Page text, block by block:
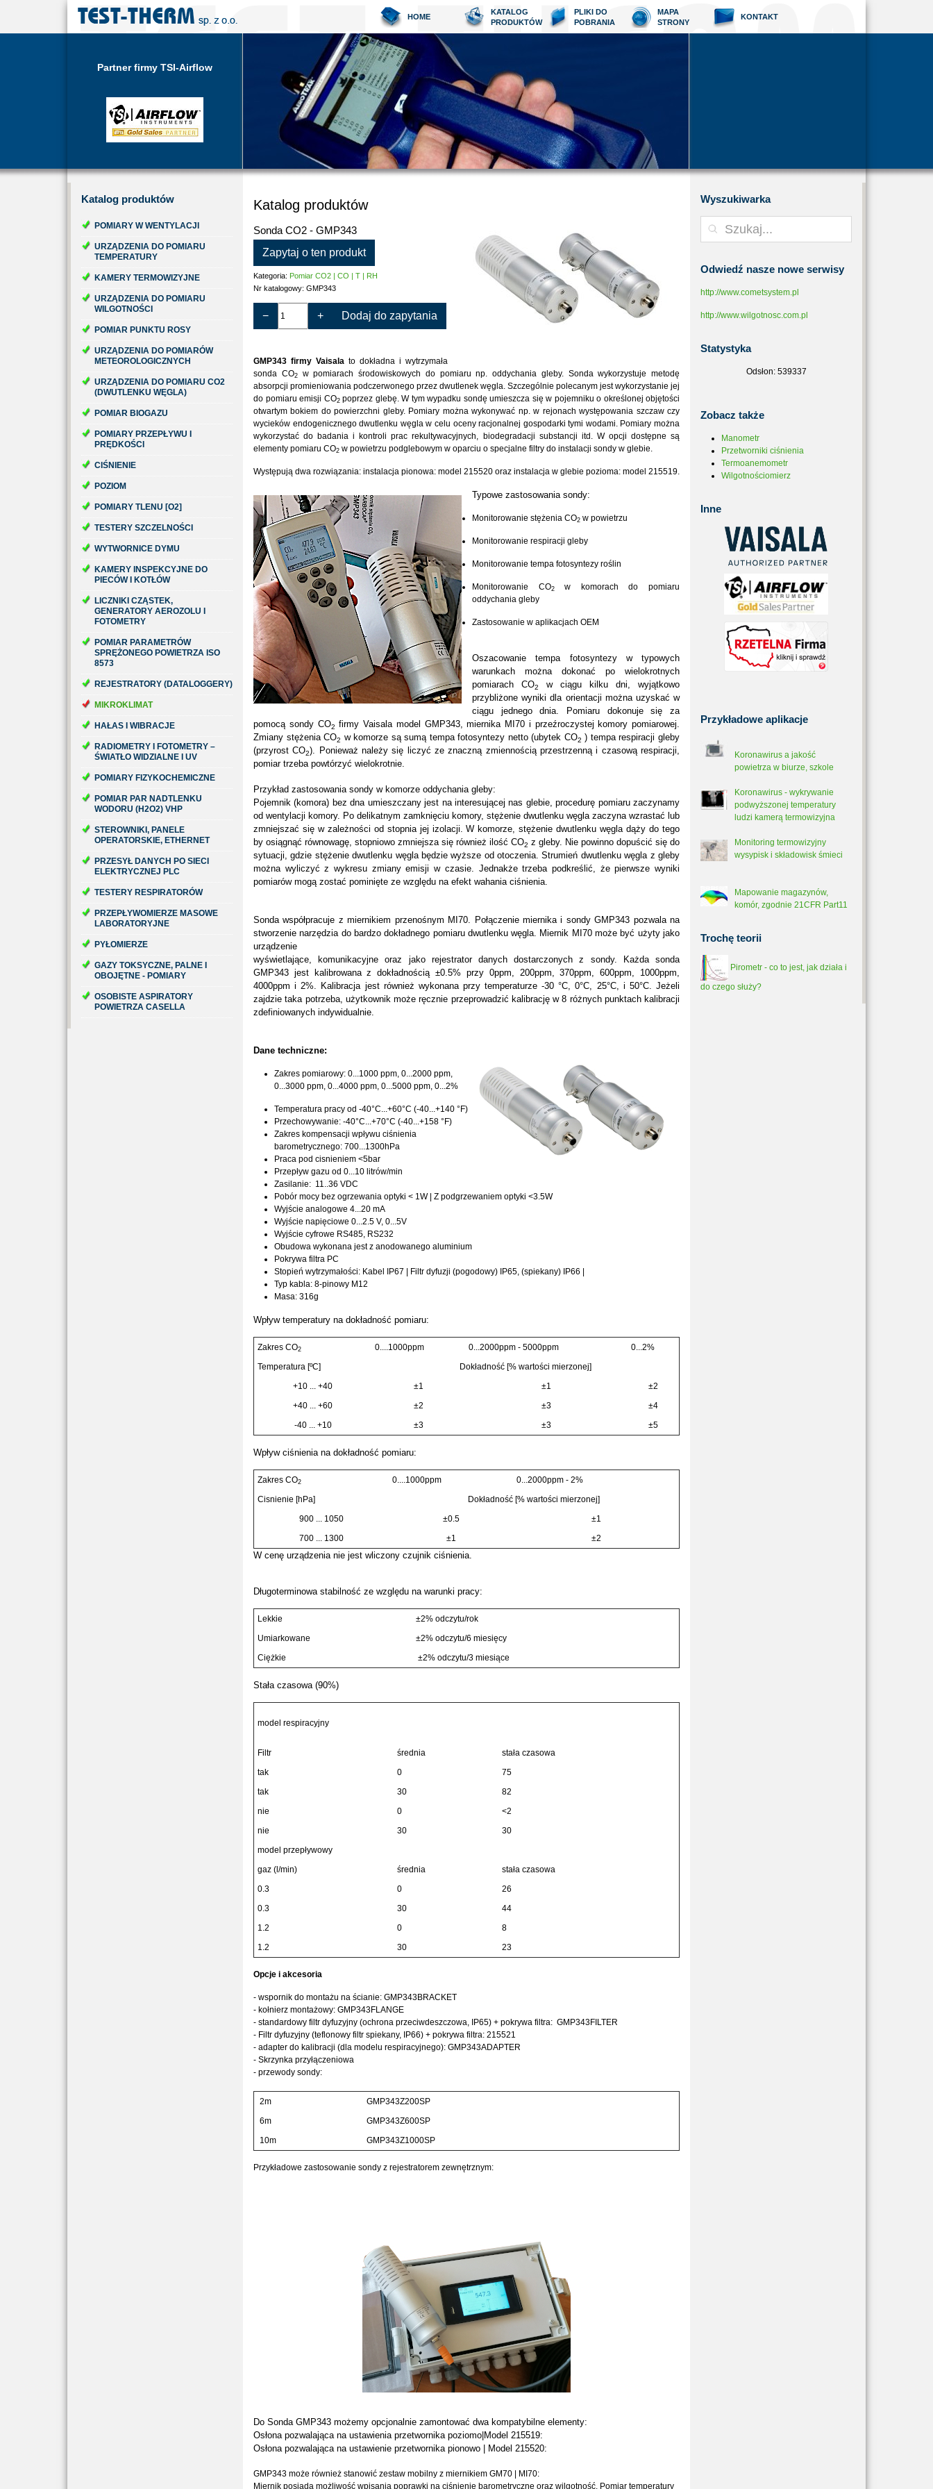
HOME
KATALOG
PRODUKTÓW
PLIKI DO
POBRANIA
MAPA
STRONY
KONTAKT
Partner firmy TSI-Airflow
Katalog produktów
Sonda CO2 - GMP343
Zapytaj o ten produkt
Kategoria: Pomiar CO2 | CO | T | RH
Nr katalogowy: GMP343
− + Dodaj do zapytania
GMP343 firmy Vaisala to dokładna i wytrzymała
sonda CO2w pomiarach środowiskowych do pomiaru np. oddychania gleby. Sonda wykorzystuje metodę
absorpcji promieniowania podczerwonego przez dwutlenek węgla. Szczególnie polecanym jest wykorzystanie jej
do pomiaru emisji CO2poprzez glebę. W tym wypadku sondę umieszcza się w pojemniku o określonej objętości
otwartym bokiem do powierzchni gleby. Pomiary można wykonywać np. w rejonach występowania szczaw czy
wycieków endogenicznego dwutlenku węgla w celu oceny racjonalnej gospodarki tymi wodami. Pomiary można
wykorzystać do badania i kontroli prac rekultywacyjnych, biodegradacji substancji itd. W opcji dostępne są
elementy pomiaru CO2 w powietrzu podglebowym w oparciu o specjalne filtry do instalacji sondy w glebie.
Występują dwa rozwiązania: instalacja pionowa: model 215520 oraz instalacja w glebie pozioma: model 215519.
Typowe zastosowania sondy:
Monitorowanie stężenia CO2 w powietrzu
Monitorowanie respiracji gleby
Monitorowanie tempa fotosyntezy roślin
Monitorowanie CO2w komorach do pomiaru
oddychania gleby
Zastosowanie w aplikacjach OEM
Oszacowanie tempa fotosyntezy w typowych
warunkach można dokonać po wielokrotnych
pomiarach CO2
w ciągu kilku dni, wyjątkowo
przybliżone wyniki dla orientacji można uzyskać w
ciągu jednego dnia. Pomiaru dokonuje się za
pomocą sondy CO2 firmy Vaisala model GMP343, miernika MI70 i przeźroczystej komory pomiarowej.
Zmiany stężenia CO2 w komorze są sumą tempa fotosyntezy netto (ubytek CO2 ) tempa respiracji gleby
(przyrost CO2). Ponieważ należy się liczyć ze znaczną zmiennością przestrzenną i czasową respiracji,
pomiar trzeba powtórzyć wielokrotnie.
Przykład zastosowania sondy w komorze oddychania gleby:
Pojemnik (komora) bez dna umieszczany jest na interesującej nas glebie, procedurę pomiaru zaczynamy
od wentylacji komory. Po delikatnym zamknięciu komory, stężenie dwutlenku węgla zaczyna wzrastać lub
zmniejszać się w zależności od stopnia jej izolacji. W komorze, stężenie dwutlenku węgla dąży do tego
by osiągnąć równowagę, stopniowo zmniejsza się również ilość CO2 z gleby. Nie powinno dopuścić się do
sytuacji, gdzie stężenie dwutlenku węgla będzie wyższe od otoczenia. Strumień dwutlenku węgla z gleby
można wyliczyć z wykresu zmiany emisji w czasie. Jednakże trzeba podkreślić, że pierwsze wyniki
pomiarów mogą zostać pominięte ze względu na efekt wahania ciśnienia.
Sonda współpracuje z miernikiem przenośnym MI70. Połączenie miernika i sondy GMP343 pozwala na
stworzenie narzędzia do bardzo dokładnego pomiaru dwutlenku węgla. Miernik MI70 może być użyty jako
urządzenie
wyświetlające, komunikacyjne oraz jako rejestrator danych dostarczonych z sondy. Każda sonda
GMP343 jest kalibrowana z dokładnością ±0.5% przy 0ppm, 200ppm, 370ppm, 600ppm, 1000ppm,
4000ppm i 2%. Kalibracja jest również wykonana przy temperaturze -30 °C, 0°C, 25°C, i 50°C. Jeżeli
zajdzie taka potrzeba, użytkownik może ręcznie przeprowadzić kalibrację w 8 różnych punktach kalibracji
zdefiniowanych indywidualnie.
Dane techniczne:
Zakres pomiarowy: 0...1000 ppm, 0...2000 ppm,
0...3000 ppm, 0...4000 ppm, 0...5000 ppm, 0...2%
Temperatura pracy od -40°C...+60°C (-40...+140 °F)
Przechowywanie: -40°C...+70°C (-40...+158 °F)
Zakres kompensacji wpływu ciśnienia
barometrycznego: 700...1300hPa
Praca pod cisnieniem <5bar
Przepływ gazu od 0...10 litrów/min
Zasilanie: 11..36 VDC
Pobór mocy bez ogrzewania optyki < 1W | Z podgrzewaniem optyki <3.5W
Wyjście analogowe 4...20 mA
Wyjście napięciowe 0...2.5 V, 0...5V
Wyjście cyfrowe RS485, RS232
Obudowa wykonana jest z anodowanego aluminium
Pokrywa filtra PC
Stopień wytrzymałości: Kabel IP67 | Filtr dyfuzji (pogodowy) IP65, (spiekany) IP66 |
Typ kabla: 8-pinowy M12
Masa: 316g
Wpływ temperatury na dokładność pomiaru:
Zakres CO2 0....1000ppm 0...2000ppm - 5000ppm
0...2%
Temperatura [ºC]
Dokładność [% wartości mierzonej]
+10 ... +40
±1 ±1
±2
+40 ... +60
±2 ±3
±4
-40 ... +10
±3 ±3 ±5
Wpływ ciśnienia na dokładność pomiaru:
Zakres CO2 0....1000ppm
0...2000ppm - 2%
Cisnienie [hPa]
Dokładność [% wartości mierzonej]
900 ... 1050
±0.5
±1
700 ... 1300
±1 ±2
W cenę urządzenia nie jest wliczony czujnik ciśnienia.
Długoterminowa stabilność ze względu na warunki pracy:
Lekkie
±2% odczytu/rok
Umiarkowane
±2% odczytu/6 miesięcy
Ciężkie
±2% odczytu/3 miesiące
Stała czasowa (90%)
model respiracyjny
Filtr średnia
stała czasowa
tak
0
75
tak
30
82
nie
0
<2
nie
30
30
model przepływowy
gaz (l/min)
średnia
stała czasowa
0.3
0
26
0.3
30
44
1.2
0
8
1.2
30 23
Opcje i akcesoria
- wspornik do montażu na ścianie: GMP343BRACKET
- kołnierz montażowy: GMP343FLANGE
- standardowy filtr dyfuzyjny (ochrona przeciwdeszczowa, IP65) + pokrywa filtra: GMP343FILTER
- Filtr dyfuzyjny (teflonowy filtr spiekany, IP66) + pokrywa filtra: 215521
- adapter do kalibracji (dla modelu respiracyjnego): GMP343ADAPTER
- Skrzynka przyłączeniowa
- przewody sondy:
2m
GMP343Z200SP
6m
GMP343Z600SP
10m
GMP343Z1000SP
Przykładowe zastosowanie sondy z rejestratorem zewnętrznym:
Do Sonda GMP343 możemy opcjonalnie zamontować dwa kompatybilne elementy:
Osłona pozwalająca na ustawienia przetwornika poziomo|Model 215519:
Osłona pozwalająca na ustawienie przetwornika pionowo | Model 215520:
GMP343 może również stanowić zestaw mobilny z miernikiem GM70 | MI70:
Miernik posiada możliwość wpisania poprawki na ciśnienie barometryczne oraz wilgotność. Pomiar temperatury
Katalog produktów
POMIARY W WENTYLACJI
URZĄDZENIA DO POMIARU
TEMPERATURY
KAMERY TERMOWIZYJNE
URZĄDZENIA DO POMIARU
WILGOTNOŚCI
POMIAR PUNKTU ROSY
URZĄDZENIA DO POMIARÓW
METEOROLOGICZNYCH
URZĄDZENIA DO POMIARU CO2
(DWUTLENKU WĘGLA)
POMIAR BIOGAZU
POMIARY PRZEPŁYWU I
PRĘDKOŚCI
CIŚNIENIE
POZIOM
POMIARY TLENU [O2]
TESTERY SZCZELNOŚCI
WYTWORNICE DYMU
KAMERY INSPEKCYJNE DO
PIECÓW I KOTŁÓW
LICZNIKI CZĄSTEK,
GENERATORY AEROZOLU I
FOTOMETRY
POMIAR PARAMETRÓW
SPRĘŻONEGO POWIETRZA ISO
8573
REJESTRATORY (DATALOGGERY)
MIKROKLIMAT
HAŁAS I WIBRACJE
RADIOMETRY I FOTOMETRY –
ŚWIATŁO WIDZIALNE I UV
POMIARY FIZYKOCHEMICZNE
POMIAR PAR NADTLENKU
WODORU (H2O2) VHP
STEROWNIKI, PANELE
OPERATORSKIE, ETHERNET
PRZESYŁ DANYCH PO SIECI
ELEKTRYCZNEJ PLC
TESTERY RESPIRATORÓW
PRZEPŁYWOMIERZE MASOWE
LABORATORYJNE
PYŁOMIERZE
GAZY TOKSYCZNE, PALNE I
OBOJĘTNE - POMIARY
OSOBISTE ASPIRATORY
POWIETRZA CASELLA
Wyszukiwarka
Odwiedź nasze nowe serwisy
http://www.cometsystem.pl
http://www.wilgotnosc.com.pl
Statystyka
Odsłon: 539337
Zobacz także
Manometr
Przetworniki ciśnienia
Termoanemometr
Wilgotnościomierz
Inne
Przykładowe aplikacje
Koronawirus a jakość
powietrza w biurze, szkole
Koronawirus - wykrywanie
podwyższonej temperatury
ludzi kamerą termowizyjna
Monitoring termowizyjny
wysypisk i składowisk śmieci
Mapowanie magazynów,
komór, zgodnie 21CFR Part11
Trochę teorii
Pirometr - co to jest, jak działa i
do czego służy?